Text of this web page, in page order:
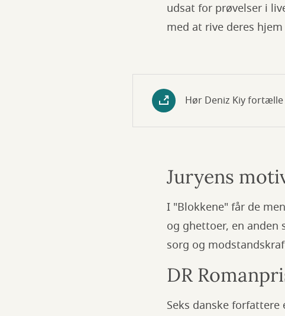
udsat for prøvelser i
med at rive deres hjem
Hør Deniz Kiy fortælle
Juryens
I "Blokkene" får de
og ghettoer, en anden
sorg og
DR
Seks danske